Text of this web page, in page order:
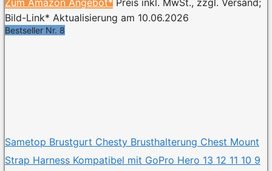
Bild-Link* Aktualisierung am 10.06.2026
Bestseller Nr. 8
Sametop Brustgurt Chesty Brusthalterung Chest Mount
Strap Harness Kompatibel mit GoPro Hero 13 12 11 10 9